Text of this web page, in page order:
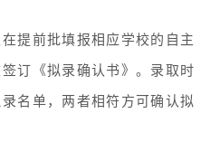
提前批填报相应学校的自主
订《拟录确认书》。录取时
名单，两者相符方可确认拟